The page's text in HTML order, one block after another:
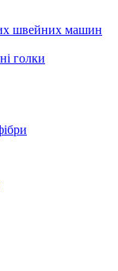
швейних машин
голки